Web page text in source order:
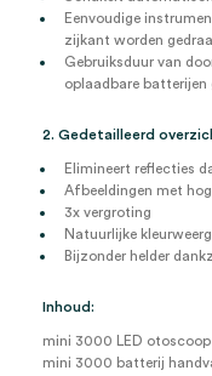
Eenvoudige
zijkant worden
Gebruiksduur van
oplaadbare batterijen
2. Gedetailleerd
Elimineert reflecties
Afbeeldingen met
3x vergroting
Natuurlijke
Bijzonder helder
Inhoud:
mini 3000 LED otoscoop
mini 3000 batterij